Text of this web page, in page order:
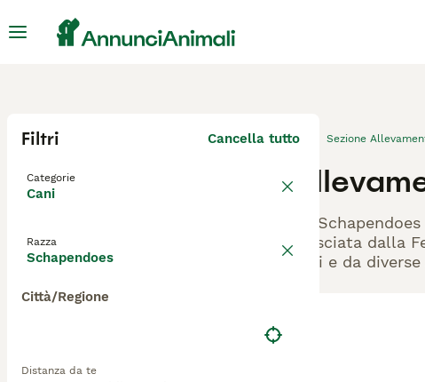
Filtri Cancella tutto
Categorie
Cani
Razza
Schapendoes
Città/Regione
Distanza da te
Sezione
Gli
rilasciata dalla
cani e da